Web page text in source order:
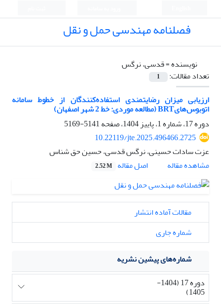
فصلنامه مهندسی حمل و نقل
نویسنده =قدسی، نرگس
تعداد مقالات:
1
ارزیابی میزان رضایتمندی استفاده‌کنندگان از خطوط سامانه
اتوبوس‌هایBRT (مطالعه موردی: خط 2 شهر اصفهان)
دوره 17، شماره 1، پاییز 1404، صفحه
5141-5169
10.22119/jte.2025.496466.2725
عزت سادات حسینی، نرگس قدسی، حسین حق شناس
مشاهده مقاله
اصل مقاله 2.52 M
مقالات آماده انتشار
شماره جاری
شماره‌های پیشین نشریه
دوره 17 (1404-
1405)